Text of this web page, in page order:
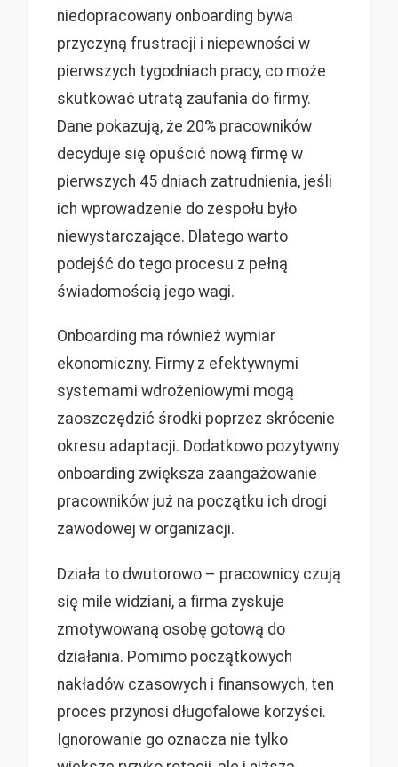
niedopracowany onboarding bywa
przyczyną frustracji i niepewności w
pierwszych tygodniach pracy, co może
skutkować utratą zaufania do firmy.
Dane pokazują, że 20% pracowników
decyduje się opuścić nową firmę w
pierwszych 45 dniach zatrudnienia, jeśli
ich wprowadzenie do zespołu było
niewystarczające. Dlatego warto
podejść do tego procesu z pełną
świadomością jego wagi.
Onboarding ma również wymiar
ekonomiczny. Firmy z efektywnymi
systemami wdrożeniowymi mogą
zaoszczędzić środki poprzez skrócenie
okresu adaptacji. Dodatkowo pozytywny
onboarding zwiększa zaangażowanie
pracowników już na początku ich drogi
zawodowej w organizacji.
Działa to dwutorowo – pracownicy czują
się mile widziani, a firma zyskuje
zmotywowaną osobę gotową do
działania. Pomimo początkowych
nakładów czasowych i finansowych, ten
proces przynosi długofalowe korzyści.
Ignorowanie go oznacza nie tylko